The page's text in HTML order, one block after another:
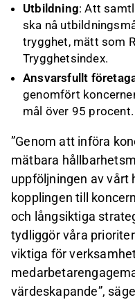
Utbildning: Att
ska nå
trygghet, mätt som
Trygghetsindex.
Ansvarsfullt
genomfört
mål över 95 procent.
”Genom att införa
mätbara
uppföljningen av vårt
kopplingen till
och långsiktiga
tydliggör våra
viktiga för
värdeskapande”,